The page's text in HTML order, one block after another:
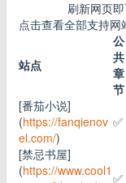
刷新网页即
点击查看全部支持网
站点
公
共
章
节
[番茄小说]
(https://fanqienov
el.com/)
✅
[禁忌书屋]
(https://www.cool1 ✅